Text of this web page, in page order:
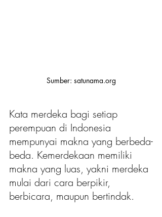
Sumber: satunama.org
Kata merdeka bagi setiap
perempuan di Indonesia
mempunyai makna yang berbeda-
beda. Kemerdekaan memiliki
makna yang luas, yakni merdeka
mulai dari cara berpikir,
berbicara, maupun bertindak.